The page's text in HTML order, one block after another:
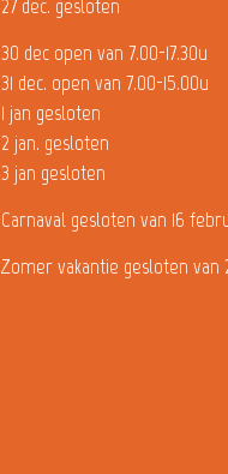
27 dec. gesloten
30 dec open van 7.00-17.30u
31 dec. open van 7.00-15.00u
1 jan gesloten
2 jan. gesloten
3 jan gesloten
Carnaval gesloten van 16
Zomer vakantie gesloten van